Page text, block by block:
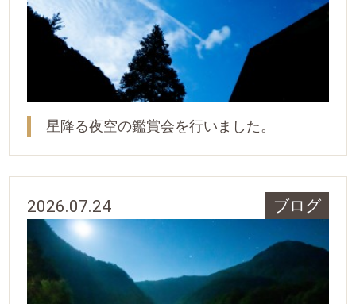
星降る夜空の鑑賞会を行いました。
2026.07.24 ブログ